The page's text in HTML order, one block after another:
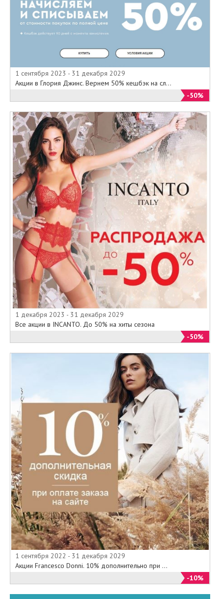
1 сентября 2023 - 31 декабря 2029
Акции в Глория Джинс. Вернем 50% кешбэк на сл...
-50%
1 декабря 2023 - 31 декабря 2029
Все акции в INCANTO. До 50% на хиты сезона
-50%
1 сентября 2022 - 31 декабря 2029
Акции Francesco Donni. 10% дополнительно при ...
-10%